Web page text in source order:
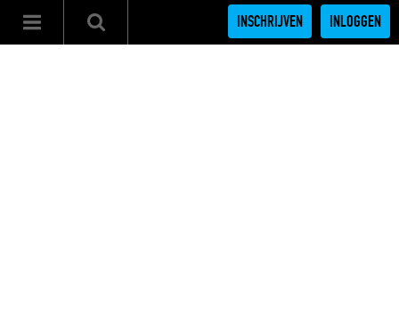
INSCHRIJVEN INLOGGEN